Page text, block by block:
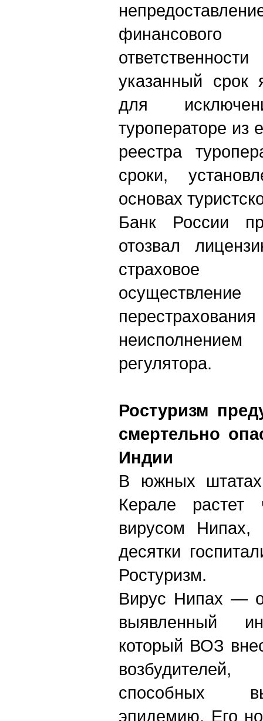
указанный срок
для
туроператоре из
реестра
сроки,
основах
Банк России
отозвал
регулятора.
Ростуризм
смертельно
Индии
В южных
Керале растет
вирусом Нипах,
десятки
Ростуризм.
Вирус Нипах —
выявленный
который ВОЗ
способных
эпидемию. Его